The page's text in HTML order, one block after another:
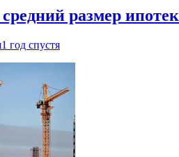
размер
1 год спустя